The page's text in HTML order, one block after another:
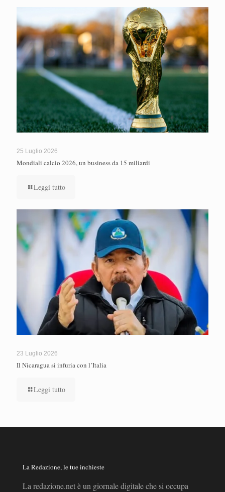
25 Luglio 2026
Mondiali calcio 2026, un business da 15 miliardi
Leggi tutto
23 Luglio 2026
Il Nicaragua si infuria con l’Italia
Leggi tutto
La Redazione, le tue inchieste
La redazione.net è un giornale digitale che si occupa